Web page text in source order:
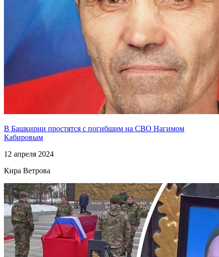
В Башкирии простятся с погибшим на СВО Нагимом
Кабировым
12 апреля 2024
Кира Ветрова